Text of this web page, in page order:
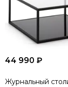
44 990 ₽
Журнальный